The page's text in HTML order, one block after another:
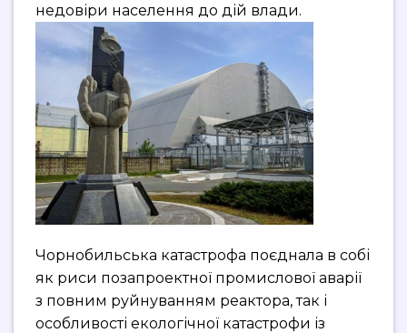
недовіри населення до дій влади.
Чорнобильська катастрофа поєднала в собі
як риси позапроектної промислової аварії
з повним руйнуванням реактора, так і
особливості екологічної катастрофи із